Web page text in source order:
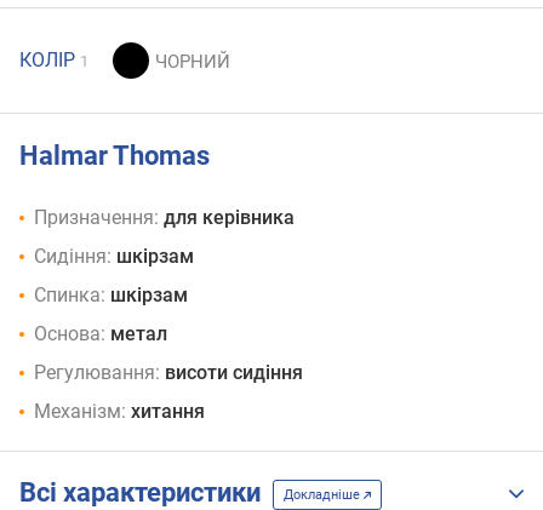
КОЛІР 1
Halmar Thomas
Призначення: для керівника
Сидіння: шкірзам
Спинка: шкірзам
Основа: метал
Регулювання: висоти сидіння
Механізм: хитання
Всі характеристики Докладніше